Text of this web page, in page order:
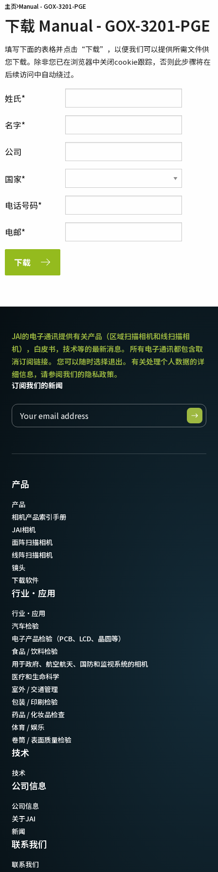
主页 Manual - GOX-3201-PGE
下载 Manual - GOX-3201-PGE
填写下面的表格并点击“下载”，以便我们可以提供所需文件供
您下载。除非您已在浏览器中关闭cookie跟踪，否则此步骤将在
后续访问中自动绕过。
姓氏
名字
公司
国家
电话号码
电邮
下载
JAI的电子通讯提供有关产品（区域扫描相机和线扫描相
机），白皮书，技术等的最新消息。 所有电子通讯都包含取
消订阅链接。 您可以随时选择退出。 有关处理个人数据的详
细信息，请参阅我们的隐私政策。
订阅我们的新闻
产品
产品
相机产品索引手册
JAI相机
面阵扫描相机
线阵扫描相机
镜头
下载软件
行业·应用
行业·应用
汽车检验
电子产品检验（PCB、LCD、晶圆等）
食品 / 饮料检验
用于政府、航空航天、国防和监视系统的相机
医疗和生命科学
室外 / 交通管理
包装 / 印刷检验
药品 / 化妆品检查
体育 / 娱乐
卷筒 / 表面质量检验
技术
技术
公司信息
公司信息
关于JAI
新闻
联系我们
联系我们